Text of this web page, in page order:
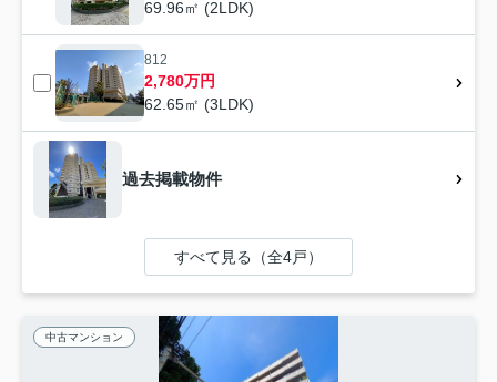
69.96㎡ (2LDK)
812
2,780万円
62.65㎡ (3LDK)
過去掲載物件
すべて見る（全4戸）
中古マンション